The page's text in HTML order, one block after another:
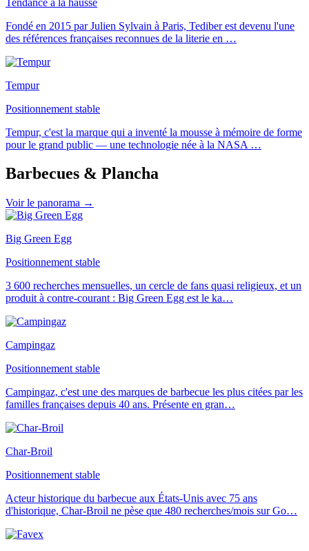
Fondé en 2015 par Julien Sylvain à Paris, Tediber est devenu l'une
des références françaises reconnues de la literie en …
Tempur
Positionnement stable
Tempur, c'est la marque qui a inventé la mousse à mémoire de forme
pour le grand public — une technologie née à la NASA …
Barbecues & Plancha
Voir le panorama →
Big Green Egg
Positionnement stable
3 600 recherches mensuelles, un cercle de fans quasi religieux, et un
produit à contre-courant : Big Green Egg est le ka…
Campingaz
Positionnement stable
Campingaz, c'est une des marques de barbecue les plus citées par les
familles françaises depuis 40 ans. Présente en gran…
Char-Broil
Positionnement stable
Acteur historique du barbecue aux États-Unis avec 75 ans
d'historique, Char-Broil ne pèse que 480 recherches/mois sur Go…